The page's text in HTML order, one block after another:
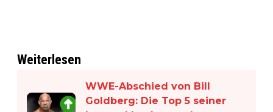
Weiterlesen
WWE-Abschied von Bill
Goldberg: Die Top 5 seiner